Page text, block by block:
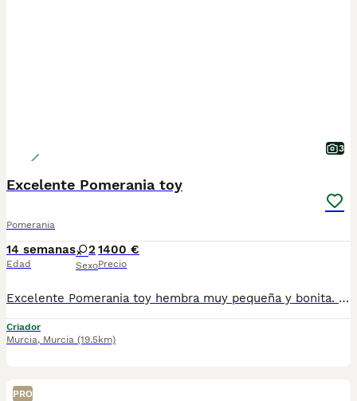
3
Excelente Pomerania toy
Pomerania
14 semanas
Edad
2
Sexo
1400 €
Precio
Excelente Pomerania toy hembra muy pequeña y bonita. Mucha calidad de pelo y espectacular línea. Se entrega vacunado desparasitado y con cartilla sanitaria
Criador
Murcia, Murcia (19.5km)
PRO